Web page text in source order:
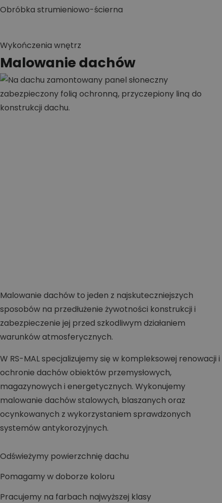
Obróbka strumieniowo-ścierna
Wykończenia wnętrz
Malowanie dachów
Malowanie dachów to jeden z najskuteczniejszych
sposobów na przedłużenie żywotności konstrukcji i
zabezpieczenie jej przed szkodliwym działaniem
warunków atmosferycznych.
W RS-MAL specjalizujemy się w kompleksowej renowacji i
ochronie dachów obiektów przemysłowych,
magazynowych i energetycznych. Wykonujemy
malowanie dachów stalowych, blaszanych oraz
ocynkowanych z wykorzystaniem sprawdzonych
systemów antykorozyjnych.
Odświeżymy powierzchnię dachu
Pomagamy w doborze koloru
Pracujemy na farbach najwyższej klasy